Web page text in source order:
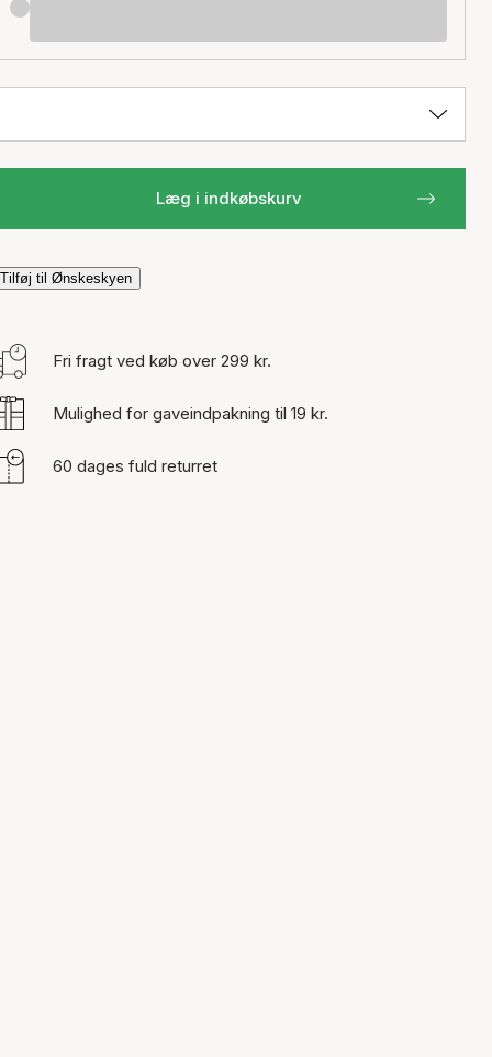
Læg i indkøbskurv
Tilføj til Ønskeskyen
Fri fragt ved køb over 299 kr.
Mulighed for gaveindpakning til 19 kr.
60 dages fuld returret